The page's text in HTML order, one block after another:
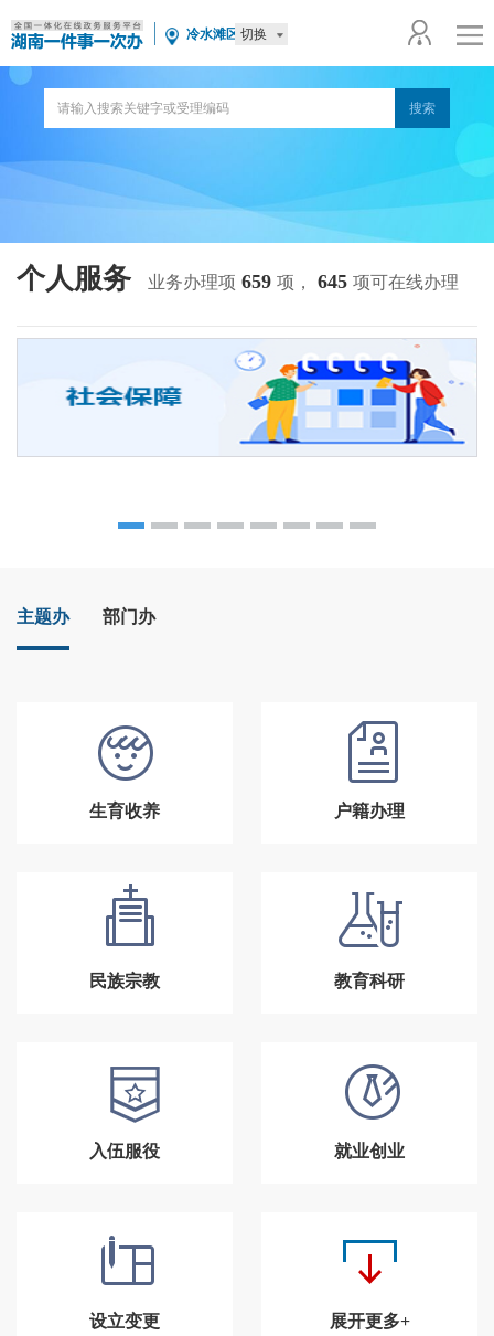
冷水滩区 切换
个人服务 业务办理项 659 项， 645 项可在线办理
主题办 部门办
生育收养 户籍办理
民族宗教 教育科研
入伍服役 就业创业
设立变更 展开更多+